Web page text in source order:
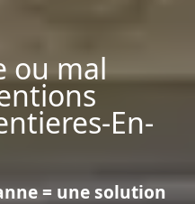
ou mal
En-
= une solution